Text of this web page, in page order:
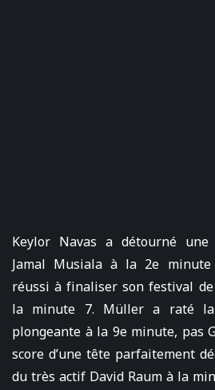
Keylor Navas a détourné
Jamal Musiala à la 2e
réussi à finaliser son festival
la minute 7. Müller a raté
plongeante à la 9e minute, pas
score d’une tête parfaitement
du très actif David Raum à la